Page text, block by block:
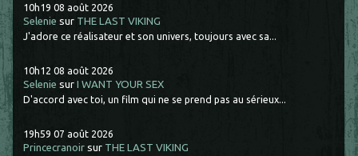
10h19 08 août 2026
Selenie sur THE LAST VIKING
J'adore ce réalisateur et son univers, toujours avec sa...
10h12 08 août 2026
Selenie surI WANT YOUR SEX
D'accord avec toi, un film qui ne se prend pas au sérieux...
19h59 07 août 2026
Princecranoir sur THE LAST VIKING